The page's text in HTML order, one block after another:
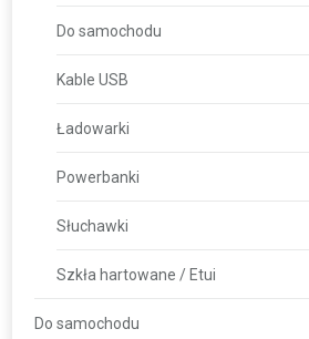
Do samochodu
Kable USB
Ładowarki
Powerbanki
Słuchawki
Szkła hartowane / Etui
Do samochodu